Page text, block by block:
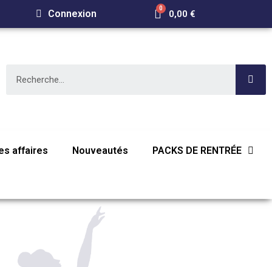
Connexion 0,00 €
affaires Nouveautés PACKS DE RENTRÉE